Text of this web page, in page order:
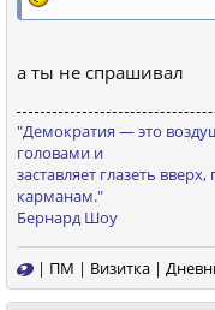
а ты не спрашивал
"Демократия — это
голoвами и
заставляeт глазeть
каpманам."
Бернард Шоу
| ПМ | Визитка |